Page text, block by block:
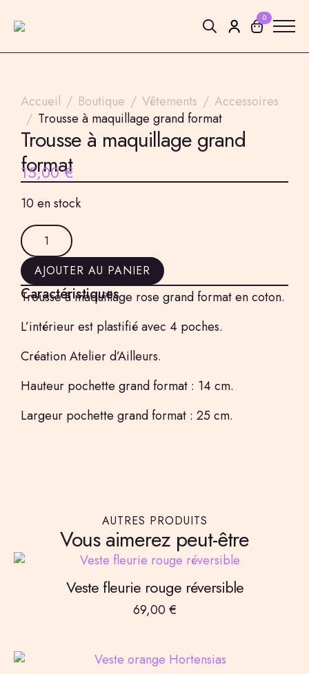
Search
0
Accueil Boutique Vêtements
Accessoires
Trousse à maquillage grand format
Trousse à maquillage grand
format
15,00€
10 en stock
quantité
de
Trousse
à
maquillage
grand
format
AJOUTER AU PANIER
Caractéristiques
Trousse à maquillage rose grand format en coton.
L’intérieur est plastifié avec 4 poches.
Création Atelier d’Ailleurs.
Hauteur pochette grand format : 14 cm.
Largeur pochette grand format : 25 cm.
AUTRES PRODUITS
Vous aimerez peut-être
Veste fleurie rouge réversible
69,00 €